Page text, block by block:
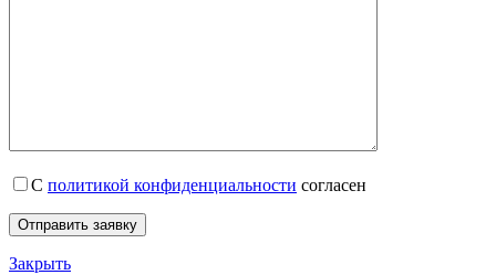
С политикой конфиденциальности согласен
Закрыть